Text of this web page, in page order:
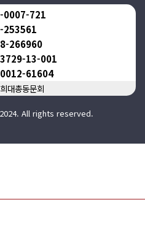
0007-721
253561
266960
13-001
61604
대총동문회
All rights reserved.